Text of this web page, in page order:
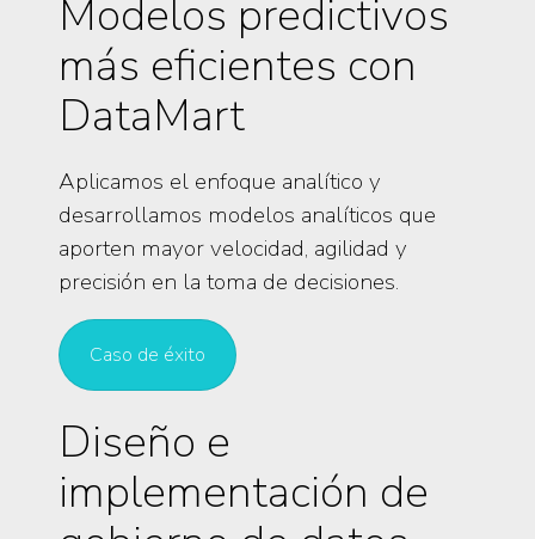
Modelos predictivos
más eficientes con
DataMart
Aplicamos el enfoque analítico y
desarrollamos modelos analíticos que
aporten mayor velocidad, agilidad y
precisión en la toma de decisiones.
Caso de éxito
Diseño e
implementación de